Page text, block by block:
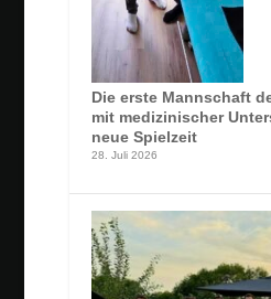
Die erste Mannschaft
mit medizinischer
neue Spielzeit
28. Juli 2026